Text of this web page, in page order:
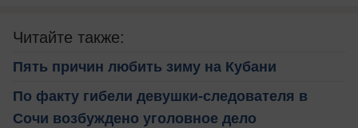
Читайте также:
Пять причин любить зиму на Кубани
По факту гибели девушки-следователя в
Сочи возбуждено уголовное дело